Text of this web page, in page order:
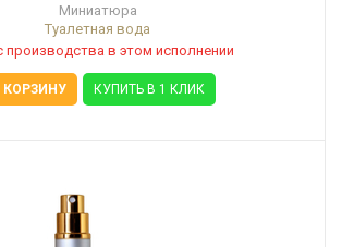
Миниатюра
Туалетная вода
производства в этом исполнении
КОРЗИНУ КУПИТЬ В 1 КЛИК